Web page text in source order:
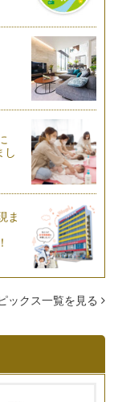
し
ま
ックス一覧を見る